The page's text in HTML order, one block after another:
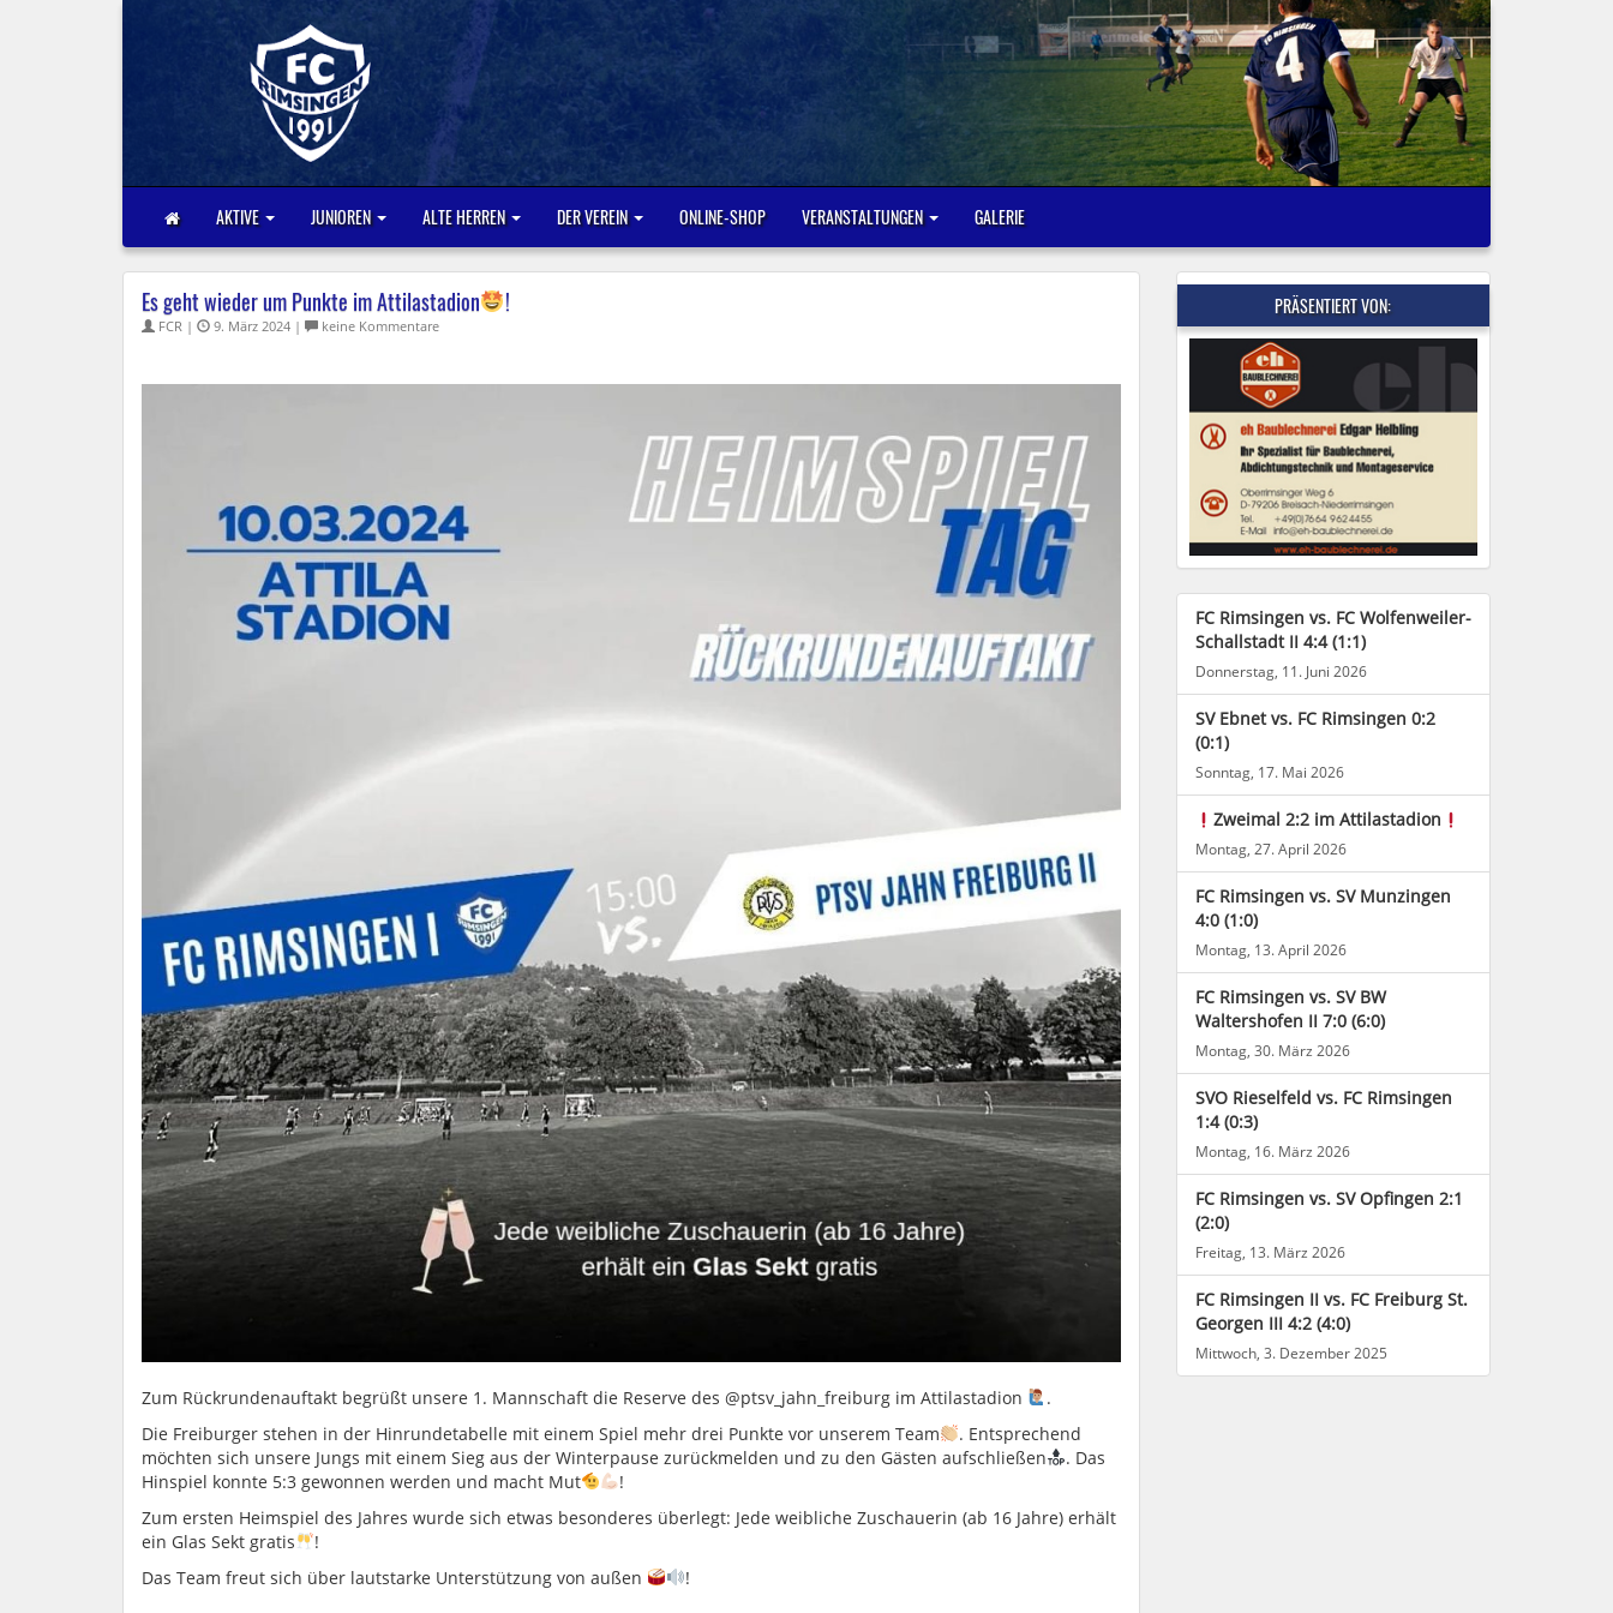
AKTIVE JUNIOREN ALTE HERREN DER VEREIN ONLINE-SHOP VERANSTALTUNGEN GALERIE
Es geht wieder um Punkte im Attilastadion !
FCR | 9. März 2024 | keine Kommentare
Zum Rückrundenauftakt begrüßt unsere 1. Mannschaft die Reserve des @ptsv_jahn_freiburg im Attilastadion
.
Die Freiburger stehen in der Hinrundetabelle mit einem Spiel mehr drei Punkte vor unserem Team
. Entsprechend
möchten sich unsere Jungs mit einem Sieg aus der Winterpause zurückmelden und zu den Gästen aufschließen
. Das
Hinspiel konnte 5:3 gewonnen werden und macht Mut
!
Zum ersten Heimspiel des Jahres wurde sich etwas besonderes überlegt: Jede weibliche Zuschauerin (ab 16 Jahre) erhält
ein Glas Sekt gratis
!
Das Team freut sich über lautstarke Unterstützung von außen
!
PRÄSENTIERT VON:
FC Rimsingen vs. FC Wolfenweiler-
Schallstadt II 4:4 (1:1)
Donnerstag, 11. Juni 2026
SV Ebnet vs. FC Rimsingen 0:2
(0:1)
Sonntag, 17. Mai 2026
Zweimal 2:2 im Attilastadion
Montag, 27. April 2026
FC Rimsingen vs. SV Munzingen
4:0 (1:0)
Montag, 13. April 2026
FC Rimsingen vs. SV BW
Waltershofen II 7:0 (6:0)
Montag, 30. März 2026
SVO Rieselfeld vs. FC Rimsingen
1:4 (0:3)
Montag, 16. März 2026
FC Rimsingen vs. SV Opfingen 2:1
(2:0)
Freitag, 13. März 2026
FC Rimsingen II vs. FC Freiburg St.
Georgen III 4:2 (4:0)
Mittwoch, 3. Dezember 2025